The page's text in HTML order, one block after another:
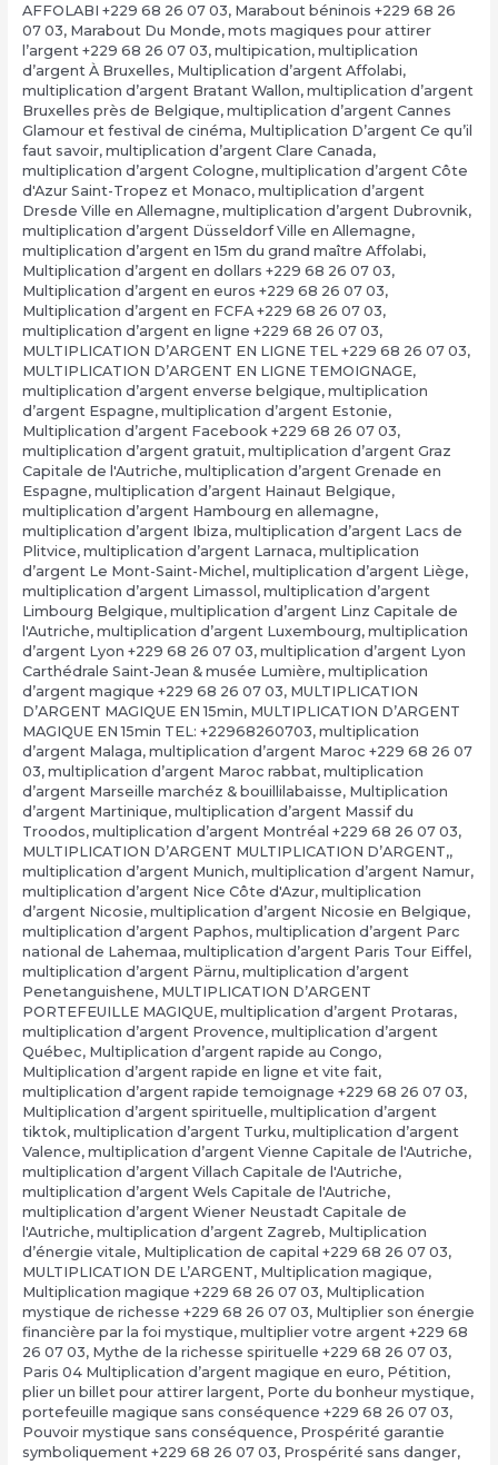
AFFOLABI +229 68 26 07 03, Marabout béninois +229 68 26
07 03, Marabout Du Monde, mots magiques pour attirer
l’argent +229 68 26 07 03, multipication, multiplication
d’argent À Bruxelles, Multiplication d’argent Affolabi,
multiplication d’argent Bratant Wallon, multiplication d’argent
Bruxelles près de Belgique, multiplication d’argent Cannes
Glamour et festival de cinéma, Multiplication D’argent Ce qu’il
faut savoir, multiplication d’argent Clare Canada,
multiplication d’argent Cologne, multiplication d’argent Côte
d'Azur Saint-Tropez et Monaco, multiplication d’argent
Dresde Ville en Allemagne, multiplication d’argent Dubrovnik,
multiplication d’argent Düsseldorf Ville en Allemagne,
multiplication d’argent en 15m du grand maître Affolabi,
Multiplication d’argent en dollars +229 68 26 07 03,
Multiplication d’argent en euros +229 68 26 07 03,
Multiplication d’argent en FCFA +229 68 26 07 03,
multiplication d’argent en ligne +229 68 26 07 03,
MULTIPLICATION D’ARGENT EN LIGNE TEL +229 68 26 07 03,
MULTIPLICATION D’ARGENT EN LIGNE TEMOIGNAGE,
multiplication d’argent enverse belgique, multiplication
d’argent Espagne, multiplication d’argent Estonie,
Multiplication d’argent Facebook +229 68 26 07 03,
multiplication d’argent gratuit, multiplication d’argent Graz
Capitale de l'Autriche, multiplication d’argent Grenade en
Espagne, multiplication d’argent Hainaut Belgique,
multiplication d’argent Hambourg en allemagne,
multiplication d’argent Ibiza, multiplication d’argent Lacs de
Plitvice, multiplication d’argent Larnaca, multiplication
d’argent Le Mont-Saint-Michel, multiplication d’argent Liège,
multiplication d’argent Limassol, multiplication d’argent
Limbourg Belgique, multiplication d’argent Linz Capitale de
l'Autriche, multiplication d’argent Luxembourg, multiplication
d’argent Lyon +229 68 26 07 03, multiplication d’argent Lyon
Carthédrale Saint-Jean & musée Lumière, multiplication
d’argent magique +229 68 26 07 03, MULTIPLICATION
D’ARGENT MAGIQUE EN 15min, MULTIPLICATION D’ARGENT
MAGIQUE EN 15min TEL: +22968260703, multiplication
d’argent Malaga, multiplication d’argent Maroc +229 68 26 07
03, multiplication d’argent Maroc rabbat, multiplication
d’argent Marseille marchéz & bouillilabaisse, Multiplication
d’argent Martinique, multiplication d’argent Massif du
Troodos, multiplication d’argent Montréal +229 68 26 07 03,
MULTIPLICATION D’ARGENT MULTIPLICATION D’ARGENT,,
multiplication d’argent Munich, multiplication d’argent Namur,
multiplication d’argent Nice Côte d'Azur, multiplication
d’argent Nicosie, multiplication d’argent Nicosie en Belgique,
multiplication d’argent Paphos, multiplication d’argent Parc
national de Lahemaa, multiplication d’argent Paris Tour Eiffel,
multiplication d’argent Pärnu, multiplication d’argent
Penetanguishene, MULTIPLICATION D’ARGENT
PORTEFEUILLE MAGIQUE, multiplication d’argent Protaras,
multiplication d’argent Provence, multiplication d’argent
Québec, Multiplication d’argent rapide au Congo,
Multiplication d’argent rapide en ligne et vite fait,
multiplication d’argent rapide temoignage +229 68 26 07 03,
Multiplication d’argent spirituelle, multiplication d’argent
tiktok, multiplication d’argent Turku, multiplication d’argent
Valence, multiplication d’argent Vienne Capitale de l'Autriche,
multiplication d’argent Villach Capitale de l'Autriche,
multiplication d’argent Wels Capitale de l'Autriche,
multiplication d’argent Wiener Neustadt Capitale de
l'Autriche, multiplication d’argent Zagreb, Multiplication
d’énergie vitale, Multiplication de capital +229 68 26 07 03,
MULTIPLICATION DE L’ARGENT, Multiplication magique,
Multiplication magique +229 68 26 07 03, Multiplication
mystique de richesse +229 68 26 07 03, Multiplier son énergie
financière par la foi mystique, multiplier votre argent +229 68
26 07 03, Mythe de la richesse spirituelle +229 68 26 07 03,
Paris 04 Multiplication d’argent magique en euro, Pétition,
plier un billet pour attirer largent, Porte du bonheur mystique,
portefeuille magique sans conséquence +229 68 26 07 03,
Pouvoir mystique sans conséquence, Prospérité garantie
symboliquement +229 68 26 07 03, Prospérité sans danger,